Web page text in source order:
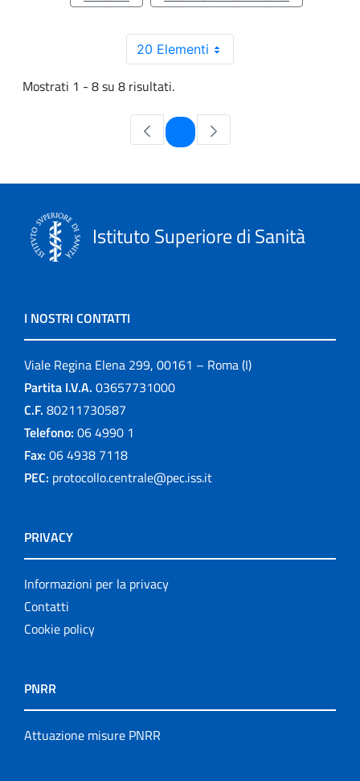
20 Elementi
Mostrati 1 - 8 su 8 risultati.
Pagina
Istituto Superiore di Sanità
I NOSTRI CONTATTI
Viale Regina Elena 299, 00161 – Roma (I)
Partita I.V.A. 03657731000
C.F. 80211730587
Telefono: 06 4990 1
Fax: 06 4938 7118
PEC: protocollo.centrale@pec.iss.it
PRIVACY
Informazioni per la privacy
Contatti
Cookie policy
PNRR
Attuazione misure PNRR